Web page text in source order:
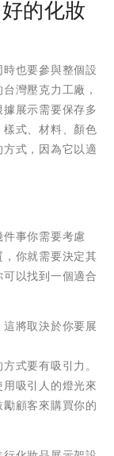
的化妝
也要參與整個設
灣壓克力工廠，
展示需要保存多
式、材料、顏色
式，因為它以適
事你需要考慮
你就需要決定其
以找到一個適合
將取決於你要展
式要有吸引力。
吸引人的燈光來
顧客來購買你的